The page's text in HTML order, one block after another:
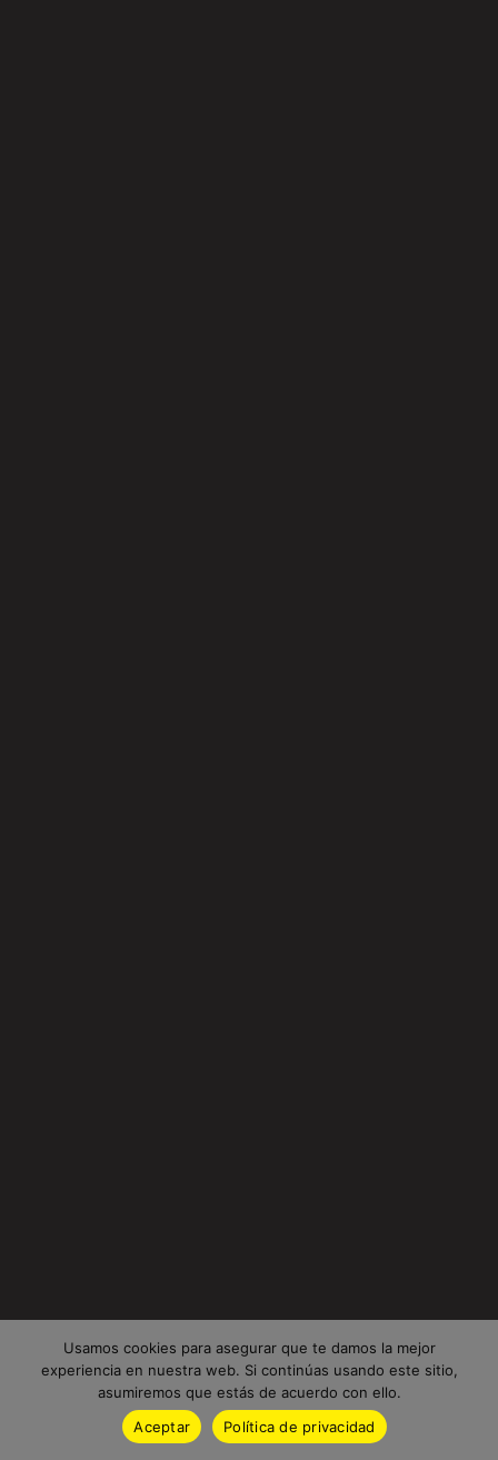
Usamos cookies para asegurar que te damos la mejor
experiencia en nuestra web. Si continúas usando este sitio,
asumiremos que estás de acuerdo con ello.
Aceptar
Política de privacidad